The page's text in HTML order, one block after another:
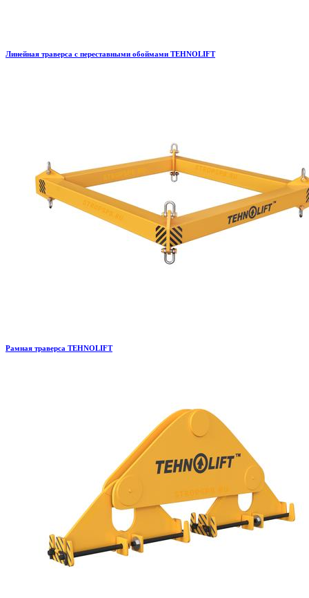
Линейная траверса с переставными обоймами TEHNOLIFT
Рамная траверса TEHNOLIFT